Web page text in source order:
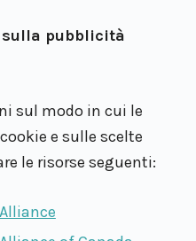
pubblicità
sul modo in cui le
e sulle scelte
le risorse seguenti: